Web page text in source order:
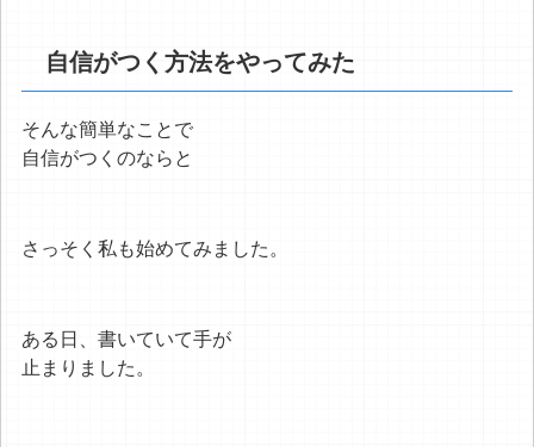
自信がつく方法をやってみた
そんな簡単なことで
自信がつくのならと
さっそく私も始めてみました。
ある日、書いていて手が
止まりました。